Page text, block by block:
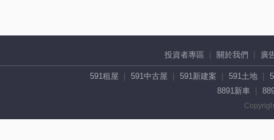
投資者專區 關於我們 廣
591租屋 591中古屋 591新建案 591土地
8891新車